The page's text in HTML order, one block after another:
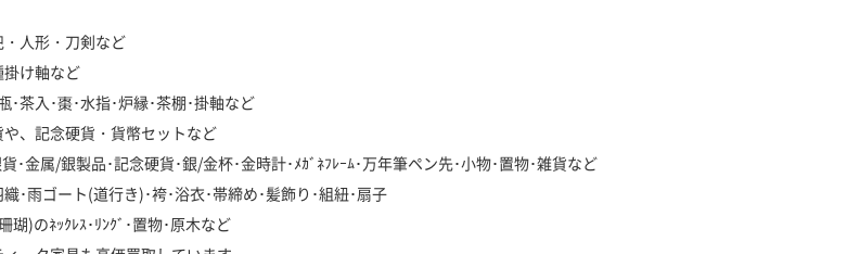
人形・刀剣など
け軸など
･茶入･棗･水指･炉縁･茶棚･掛軸など
、記念硬貨・貨幣セットなど
金属/銀製品･記念硬貨･銀/金杯･金時計･ﾒｶﾞﾈﾌﾚｰﾑ･万年筆ペン先･小物･置物･雑貨など
･雨ゴート(道行き)･袴･浴衣･帯締め･髪飾り･組紐･扇子
)のﾈｯｸﾚｽ･ﾘﾝｸﾞ･置物･原木など